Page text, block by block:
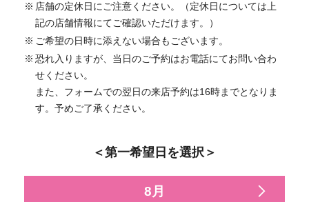
店舗の定休日にご注意ください。（定休日については上
記の店舗情報にてご確認いただけます。）
ご希望の日時に添えない場合もございます。
恐れ入りますが、当日のご予約はお電話にてお問い合わ
せください。
また、フォームでの翌日の来店予約は16時までとなりま
す。予めご了承ください。
＜第一希望日を選択＞
8月